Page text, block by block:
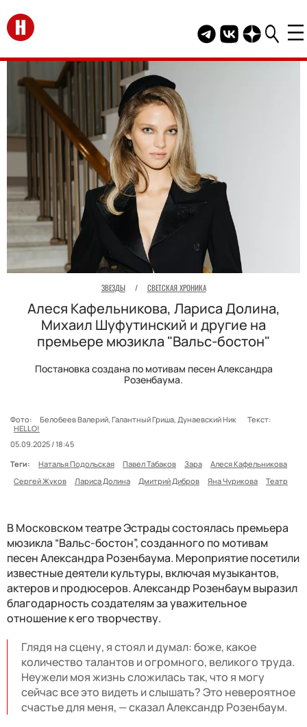
Перейти на главную
Telegram канал
Группа HELLO
Канал
ЗВЕЗДЫ / СВЕТСКАЯ ХРОНИКА
Алеся Кафельникова, Лариса Долина,
Михаил Шуфутинский и другие на
премьере мюзикла "Вальс-бостон"
Постановка создана по мотивам песен Александра
Розенбаума.
Фото: Белобеев Валерий, Галантный Гриша, Дунаевский Ник
Текст:
HELLO!
05.09.2025 / 18:45
Теги:
Наталья Подольская Павел Табаков Зара
Алеся Кафельникова
Сергей Жуков
Лариса Долина Дмитрий Дибров Яна Чурикова Театр
В Московском театре Эстрады состоялась премьера
мюзикла “Вальс-бостон”, созданного по мотивам
песен Александра Розенбаума. Мероприятие посетили
известные деятели культуры, включая музыкантов,
актеров и продюсеров. Александр Розенбаум выразил
благодарность создателям за уважительное
отношение к его творчеству.
Глядя на сцену, я стоял и думал: боже, какое
количество талантов и огромного, великого труда.
Неужели моя жизнь сложилась так, что я могу
сейчас все это видеть и слышать? Это невероятное
счастье для меня, — сказал Александр Розенбаум.